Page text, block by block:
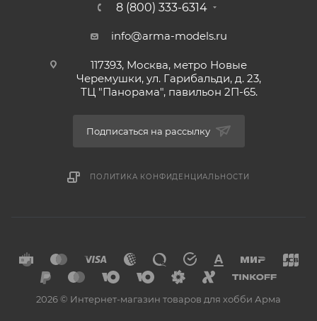
8 (800) 333-6314
info@arma-models.ru
117393, Москва, метро Новые
Черемушки, ул. Гарибальди, д. 23,
ТЦ "Панорама", павильон 2П-65.
Подписаться на рассылку
ПОЛИТИКА КОНФИДЕНЦИАЛЬНОСТИ
2026 © Интернет-магазин товаров для хобби Арма